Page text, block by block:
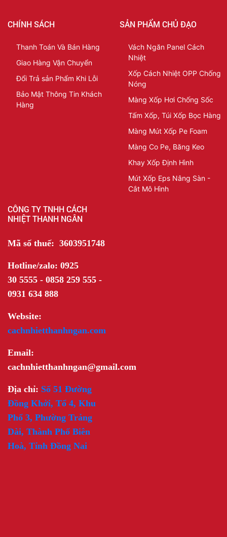
CHÍNH SÁCH
Thanh Toán Và Bán Hàng
Giao Hàng Vận Chuyển
Đổi Trả sản Phẩm Khi Lỗi
Bảo Mật Thông Tin Khách
Hàng
SẢN PHẨM CHỦ ĐẠO
Vách Ngăn Panel Cách
Nhiệt
Xốp Cách Nhiệt OPP Chống
Nóng
Màng Xốp Hơi Chống Sốc
Tấm Xốp, Túi Xốp Bọc Hàng
Màng Mút Xốp Pe Foam
Màng Co Pe, Băng Keo
Khay Xốp Định Hình
Mút Xốp Eps Nâng Sàn -
Cắt Mô Hình
CÔNG TY TNHH CÁCH
NHIỆT THANH NGÂN
Mã số thuế: 3603951748
Hotline/zalo: 0925
30 5555 - 0858 259 555 -
0931 634 888
Website:
cachnhietthanhngan.com
Email:
cachnhietthanhngan@gmail.com
Địa chỉ: Số 51 Đường
Đồng Khởi, Tổ 4, Khu
Phố 3, Phường Trảng
Dài, Thành Phố Biên
Hoà, Tỉnh Đồng Nai